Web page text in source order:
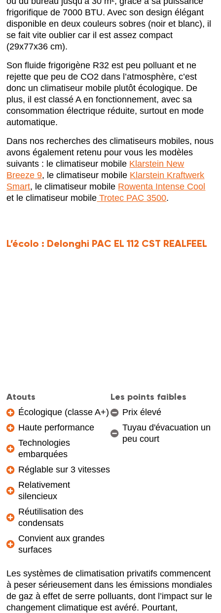
frigorifique de 7000 BTU. Avec son design élégant
disponible en deux couleurs sobres (noir et blanc), il
se fait vite oublier car il est assez compact
(29x77x36 cm).
Son fluide frigorigène R32 est peu polluant et ne
rejette que peu de CO2 dans l’atmosphère, c’est
donc un climatiseur mobile plutôt écologique. De
plus, il est classé A en fonctionnement, avec sa
consommation électrique réduite, surtout en mode
automatique.
Dans nos recherches des climatiseurs mobiles, nous
avons également retenu pour vous les modèles
suivants : le climatiseur mobile Klarstein New
Breeze 9, le climatiseur mobile Klarstein Kraftwerk
Smart, le climatiseur mobile Rowenta Intense Cool
et le climatiseur mobile Trotec PAC 3500.
L’écolo : Delonghi PAC EL 112 CST REALFEEL
Atouts
Écologique (classe A+)
Haute performance
Technologies
embarquées
Réglable sur 3 vitesses
Relativement
silencieux
Réutilisation des
condensats
Convient aux grandes
surfaces
Les points faibles
Prix élevé
Tuyau d'évacuation un
peu court
Les systèmes de climatisation privatifs commencent
à peser sérieusement dans les émissions mondiales
de gaz à effet de serre polluants, dont l’impact sur le
changement climatique est avéré. Pourtant,